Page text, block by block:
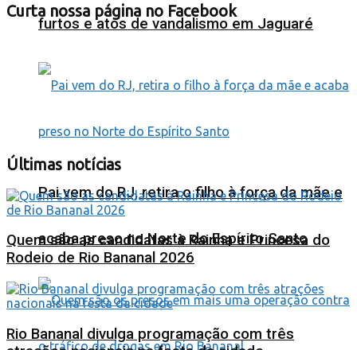
furtos e atos de vandalismo em Jaguaré
Pai vem do RJ, retira o filho à força da mãe e
acaba preso no Norte do Espírito Santo
Curta nossa página no Facebook
Últimas notícias
Quem são as candidatas à Rainha e Princesa do
Rodeio de Rio Bananal 2026
Rio Bananal divulga programação com três